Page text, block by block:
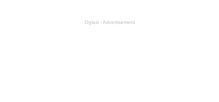
Oglasi - Advertisement